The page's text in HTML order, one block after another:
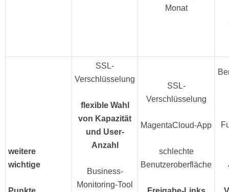
Monat
weitere
wichtige
SSL-
Verschlüsselung
flexible Wahl
von Kapazität
und User-
Anzahl
Business-
Monitoring-Tool
SSL-
Verschlüsselung
MagentaCloud-App
schlechte
Benutzeroberfläche